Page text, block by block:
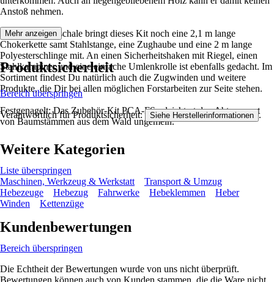
Anstoß nehmen.
Neben der Zugschale bringt dieses Kit noch eine 2,1 m lange
Chokerkette samt Stahlstange, eine Zughaube und eine 2 m lange
Polyesterschlinge mit. An einen Sicherheitshaken mit Riegel, einen
Stahlkarabiner und eine einfache Umlenkrolle ist ebenfalls gedacht. Im
Sortiment findest Du natürlich auch die Zugwinden und weitere
Produkte, die Dir bei allen möglichen Forstarbeiten zur Seite stehen.
Festgenagelt: Das Zubehör-Kit PCA-FS erleichtert den Abtransport
von Baumstämmen aus dem Wald ungemein.
Mehr anzeigen
Produktsicherheit
Bereich überspringen
Verantwortlich für Produktsicherheit: Siehe Herstellerinformationen .
Weitere Kategorien
Liste überspringen
Maschinen, Werkzeug & Werkstatt
Transport & Umzug
Hebezeuge
Hebezug Fahrwerke Hebeklemmen
Heber
Winden
Kettenzüge
Kundenbewertungen
Bereich überspringen
Die Echtheit der Bewertungen wurde von uns nicht überprüft.
Bewertungen können auch von Kunden stammen, die die Ware nicht